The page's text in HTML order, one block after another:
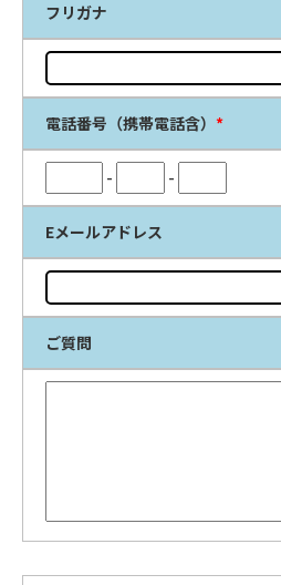
フリガナ
電話番号（携帯電話含） *
- -
Eメールアドレス
ご質問